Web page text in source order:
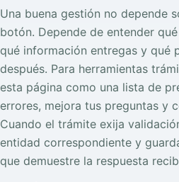
Una buena gestión no depende
botón. Depende de entender
qué información entregas y qué
después. Para herramientas
esta página como una lista de
errores, mejora tus preguntas y
Cuando el trámite exija
entidad correspondiente y
que demuestre la respuesta